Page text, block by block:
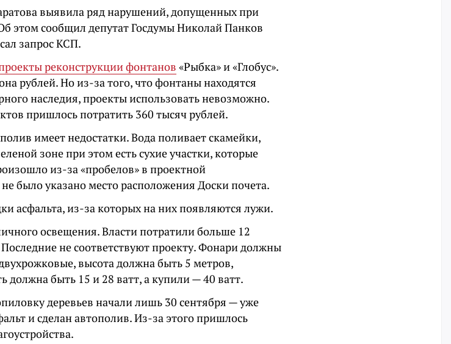
выявила ряд нарушений, допущенных при
этом сообщил депутат Госдумы Николай Панков
запрос КСП.
реконструкции фонтанов «Рыбка» и «Глобус».
рублей. Но из-за того, что фонтаны находятся
наследия, проекты использовать невозможно.
пришлось потратить 360 тысяч рублей.
имеет недостатки. Вода поливает скамейки,
зоне при этом есть сухие участки, которые
из-за «пробелов» в проектной
было указано место расположения Доски почета.
асфальта, из-за которых на них появляются лужи.
освещения. Власти потратили больше 12
не соответствуют проекту. Фонари должны
высота должна быть 5 метров,
должна быть 15 и 28 ватт, а купили — 40 ватт.
деревьев начали лишь 30 сентября — уже
и сделан автополив. Из-за этого пришлось